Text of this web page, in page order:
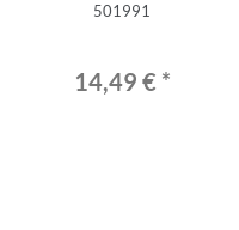
501991
14,49 € *